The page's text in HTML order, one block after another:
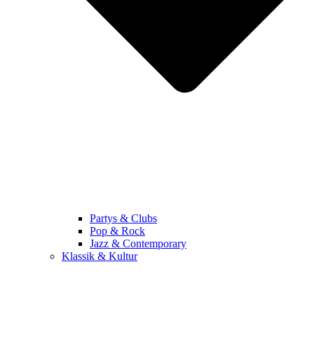
Partys & Clubs
Pop & Rock
Jazz & Contemporary
Klassik & Kultur